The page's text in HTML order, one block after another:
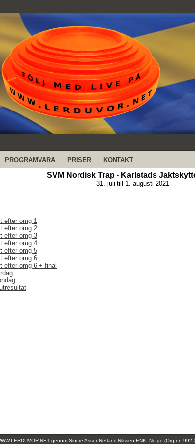
PROGRAMVARA PRISER KONTAKT
SVM Nordisk Trap - Karlstads
31. juli till 1. augusti 2021
efter omg 1
efter omg 2
efter omg 3
efter omg 4
efter omg 5
efter omg 6
efter omg 6 + final
genom Sindre Asser Netland Nilssen ENK, Norge (Org.nr: 992